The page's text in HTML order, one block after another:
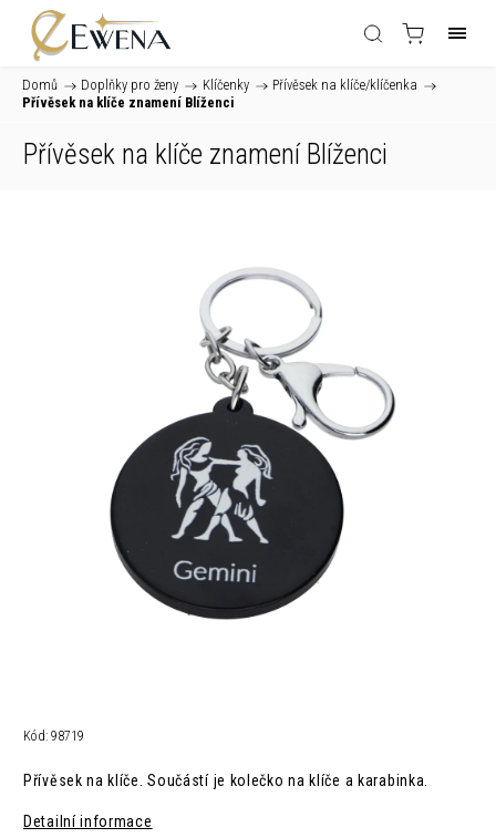
Domů / Doplňky pro ženy / Klíčenky / Přívěsek na klíče/klíčenka /
Přívěsek na klíče znamení Blíženci
Přívěsek na klíče znamení Blíženci
Kód: 98719
Přívěsek na klíče. Součástí je kolečko na klíče a karabinka.
Detailní informace